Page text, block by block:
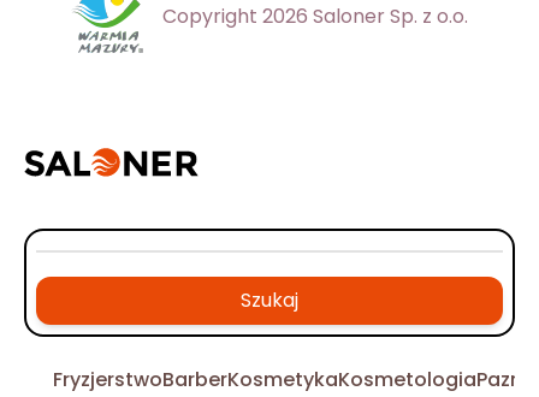
Copyright 2026 Saloner Sp. z o.o.
Szukaj
FryzjerstwoBarberKosmetykaKosmetologia